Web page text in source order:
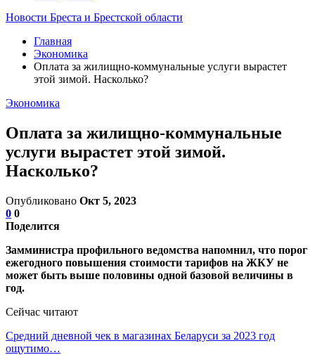
Новости Бреста и Брестской области
Главная
Экономика
Оплата за жилищно-коммунальные услуги вырастет
этой зимой. Насколько?
Экономика
Оплата за жилищно-коммунальные
услуги вырастет этой зимой.
Насколько?
Опубликовано Окт 5, 2023
0 0
Поделится
Замминистра профильного ведомства напомнил, что порог
ежегодного повышения стоимости тарифов на ЖКУ не
может быть выше половины одной базовой величины в
год.
Сейчас читают
Средний дневной чек в магазинах Беларуси за 2023 год
ощутимо…